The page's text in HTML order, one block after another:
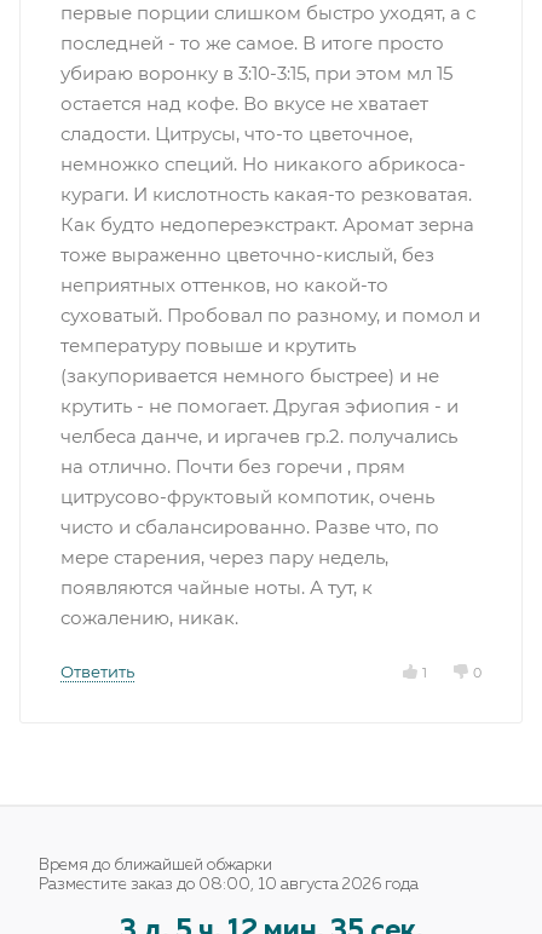
первые порции слишком быстро уходят, а с
последней - то же самое. В итоге просто
убираю воронку в 3:10-3:15, при этом мл 15
остается над кофе. Во вкусе не хватает
сладости. Цитрусы, что-то цветочное,
немножко специй. Но никакого абрикоса-
кураги. И кислотность какая-то резковатая.
Как будто недопереэкстракт. Аромат зерна
тоже выраженно цветочно-кислый, без
неприятных оттенков, но какой-то
суховатый. Пробовал по разному, и помол и
температуру повыше и крутить
(закупоривается немного быстрее) и не
крутить - не помогает. Другая эфиопия - и
челбеса данче, и иргачев гр.2. получались
на отлично. Почти без горечи , прям
цитрусово-фруктовый компотик, очень
чисто и сбалансированно. Разве что, по
мере старения, через пару недель,
появляются чайные ноты. А тут, к
сожалению, никак.
Ответить 1 0
Время до ближайшей обжарки
Разместите заказ до 08:00, 10 августа 2026 года